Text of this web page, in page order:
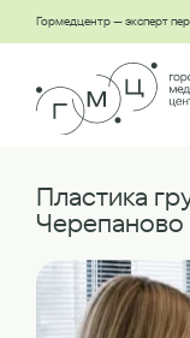
Гормедцентр — эксперт
Пластика
Черепаново